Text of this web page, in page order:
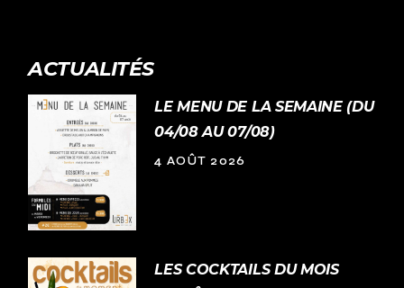
ACTUALITÉS
LE MENU DE LA SEMAINE (DU
04/08 AU 07/08)
4 AOÛT 2026
LES COCKTAILS DU MOIS